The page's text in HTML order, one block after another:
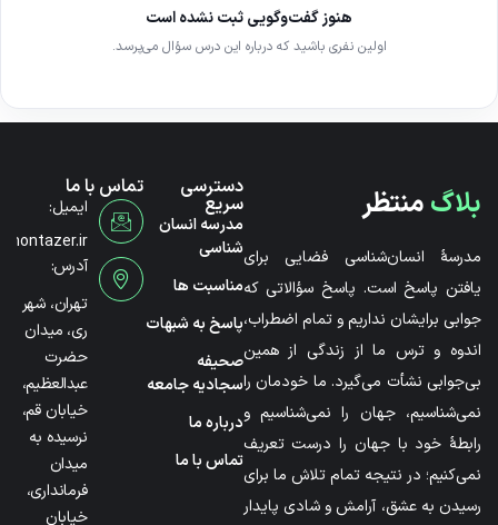
هنوز گفت‌وگویی ثبت نشده است
اولین نفری باشید که درباره این درس سؤال می‌پرسد.
بلاگمنتظر
مدرسۀ انسان‌شناسی فضایی برای
یافتن پاسخ است. پاسخ سؤالاتی که
جوابی برایشان نداریم و تمام اضطراب،
اندوه و ترس ما از زندگی از همین
بی‌جوابی نشأت می‌گیرد. ما خودمان را
نمی‌شناسیم، جهان را نمی‌شناسیم و
رابطۀ خود با جهان را درست تعریف
نمی‌کنیم؛ در نتیجه تمام تلاش ما برای
رسیدن به عشق، آرامش و شادی پایدار
دسترسی
سریع
مدرسه انسان
شناسی
مناسبت ها
پاسخ به شبهات
صحیفه
سجادیه جامعه
درباره ما
تماس با ما
تماس با ما
ایمیل:
آدرس:
تهران، شهر
ری، میدان
حضرت
عبدالعظیم،
خیابان قم،
نرسیده به
میدان
فرمانداری،
خیابان